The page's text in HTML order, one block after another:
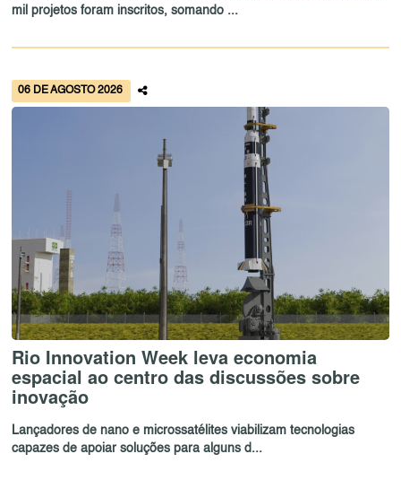
mil projetos foram inscritos, somando ...
06 DE AGOSTO 2026
Rio Innovation Week leva economia
espacial ao centro das discussões sobre
inovação
Lançadores de nano e microssatélites viabilizam tecnologias
capazes de apoiar soluções para alguns d...